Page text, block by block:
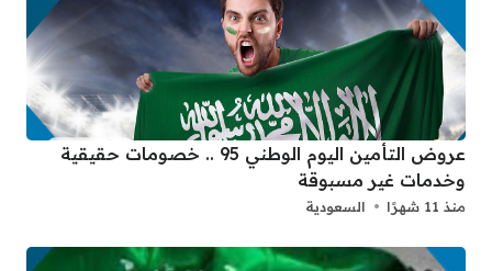
عروض التأمين اليوم الوطني 95 .. خصومات حقيقية
وخدمات غير مسبوقة
منذ 11 شهرًا السعودية